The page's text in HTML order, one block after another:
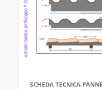
SCHEDA TECNICA